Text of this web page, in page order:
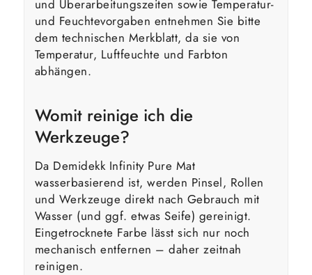
und Überarbeitungszeiten sowie Temperatur-
und Feuchtevorgaben entnehmen Sie bitte
dem technischen Merkblatt, da sie von
Temperatur, Luftfeuchte und Farbton
abhängen.
Womit reinige ich die
Werkzeuge?
Da Demidekk Infinity Pure Mat
wasserbasierend ist, werden Pinsel, Rollen
und Werkzeuge direkt nach Gebrauch mit
Wasser (und ggf. etwas Seife) gereinigt.
Eingetrocknete Farbe lässt sich nur noch
mechanisch entfernen – daher zeitnah
reinigen.